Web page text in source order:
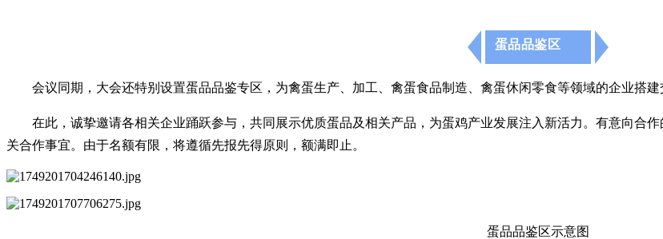
蛋品品鉴区
会议同期，大会还特别设置蛋品品鉴专区，为禽蛋生产、加工、禽蛋食品制造、禽蛋休闲零食等领域的企业搭建
在此，诚挚邀请各相关企业踊跃参与，共同展示优质蛋品及相关产品，为蛋鸡产业发展注入新活力。有意向合
关合作事宜。由于名额有限，将遵循先报先得原则，额满即止。
蛋品品鉴区示意图